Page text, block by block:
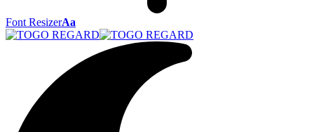
Font ResizerAa